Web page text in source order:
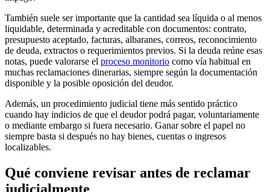
También suele ser importante que la cantidad sea líquida o al menos
liquidable, determinada y acreditable con documentos: contrato,
presupuesto aceptado, facturas, albaranes, correos, reconocimiento
de deuda, extractos o requerimientos previos. Si la deuda reúne esas
notas, puede valorarse el proceso monitorio como vía habitual en
muchas reclamaciones dinerarias, siempre según la documentación
disponible y la posible oposición del deudor.
Además, un procedimiento judicial tiene más sentido práctico
cuando hay indicios de que el deudor podrá pagar, voluntariamente
o mediante embargo si fuera necesario. Ganar sobre el papel no
siempre basta si después no hay bienes, cuentas o ingresos
localizables.
Qué conviene revisar antes de reclamar